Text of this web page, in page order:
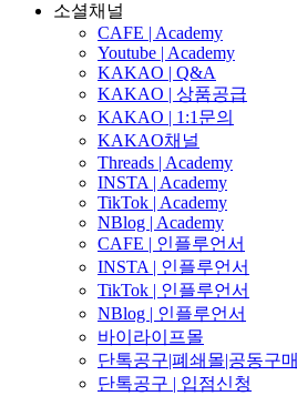
소셜채널
CAFE | Academy
Youtube | Academy
KAKAO | Q&A
KAKAO | 상품공급
KAKAO | 1:1문의
KAKAO채널
Threads | Academy
INSTA | Academy
TikTok | Academy
NBlog | Academy
CAFE | 인플루언서
INSTA | 인플루언서
TikTok | 인플루언서
NBlog | 인플루언서
바이라이프몰
단톡공구|폐쇄몰|공동구매
단톡공구 | 입점신청